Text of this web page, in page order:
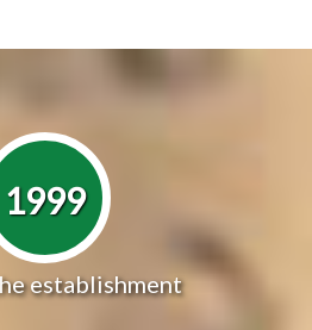
1999
establishment